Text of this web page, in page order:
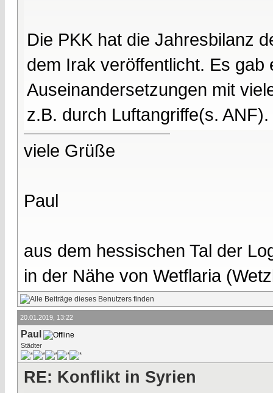
Die PKK hat die Jahresbilanz
dem Irak veröffentlicht. Es gab
Auseinandersetzungen mit
z.B. durch Luftangriffe(s. ANF).
viele Grüße
Paul
aus dem hessischen Tal der
in der Nähe von Wetflaria
20.01.2019, 13:22
Paul
Städter
RE: Konflikt in Syrien